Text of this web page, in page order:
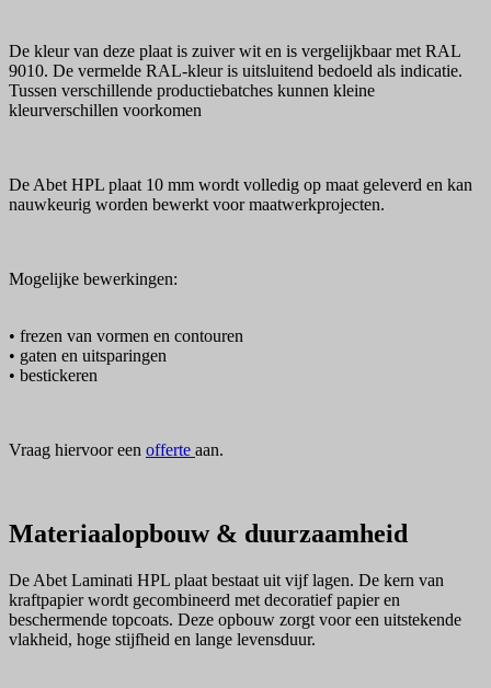
De kleur van deze plaat is zuiver wit en is vergelijkbaar met RAL
9010. De vermelde RAL-kleur is uitsluitend bedoeld als indicatie.
Tussen verschillende productiebatches kunnen kleine
kleurverschillen voorkomen
De Abet HPL plaat 10 mm wordt volledig op maat geleverd en kan
nauwkeurig worden bewerkt voor maatwerkprojecten.
Mogelijke bewerkingen:
• frezen van vormen en contouren
• gaten en uitsparingen
• bestickeren
Vraag hiervoor een offerte aan.
Materiaalopbouw & duurzaamheid
De Abet Laminati HPL plaat bestaat uit vijf lagen. De kern van
kraftpapier wordt gecombineerd met decoratief papier en
beschermende topcoats. Deze opbouw zorgt voor een uitstekende
vlakheid, hoge stijfheid en lange levensduur.